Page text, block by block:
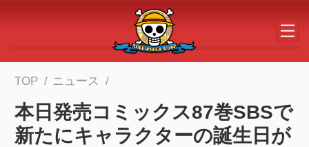
メインコンテンツへスキップする
TOP ニュース
本日発売コミックス87巻SBSで
新たにキャラクターの誕生日が